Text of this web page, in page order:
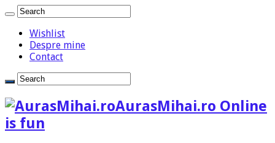
Wishlist
Despre mine
Contact
AurasMihai.ro Online
is fun